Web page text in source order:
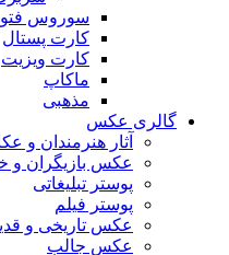
سوروس
کارت پستال
کارت ویزیت
ماکاپ
مذهبی
گالری عکس
آثار هنرمندان و
عکس بازیگران و
پوستر تبلیغاتی
پوستر فیلم
عکس تاریخی و
عکس جالب